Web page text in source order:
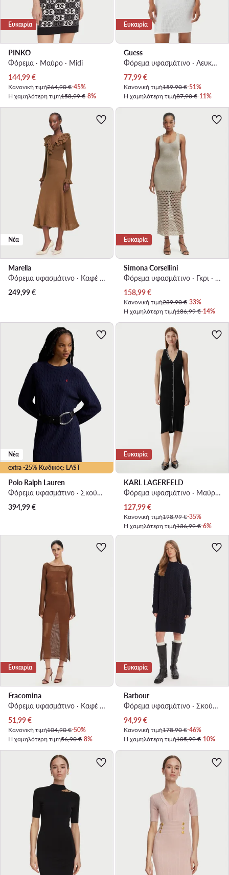
Ευκαιρία
PINKO
Φόρεμα · Μαύρο · Midi
Τρέχουσα τιμή
144,99€
Κανονική τιμή264,90 €-45%
Η χαμηλότερη τιμή158,99 €-8%
Ευκαιρία
Guess
Φόρεμα υφασμάτινο · Λευκό · Mini
Τρέχουσα τιμή
77,99€
Κανονική τιμή159,90 €-51%
Η χαμηλότερη τιμή87,90 €-11%
Νέα
Marella
Φόρεμα υφασμάτινο · Καφέ · Midi
249,99€
Ευκαιρία
Simona Corsellini
Φόρεμα υφασμάτινο · Γκρι · Midi
Τρέχουσα τιμή
158,99€
Κανονική τιμή239,90 €-33%
Η χαμηλότερη τιμή186,99 €-14%
extra -25% Κωδικός: LAST
Νέα
Polo Ralph Lauren
Φόρεμα υφασμάτινο · Σκούρο μπλε · Mini
394,99€
Ευκαιρία
KARL LAGERFELD
Φόρεμα υφασμάτινο · Μαύρο · Midi
Τρέχουσα τιμή
127,99€
Κανονική τιμή198,99 €-35%
Η χαμηλότερη τιμή136,99 €-6%
Ευκαιρία
Fracomina
Φόρεμα υφασμάτινο · Καφέ · Midi
Τρέχουσα τιμή
51,99€
Κανονική τιμή104,90 €-50%
Η χαμηλότερη τιμή56,90 €-8%
Ευκαιρία
Barbour
Φόρεμα υφασμάτινο · Σκούρο μπλε · Mini
Τρέχουσα τιμή
94,99€
Κανονική τιμή178,90 €-46%
Η χαμηλότερη τιμή105,99 €-10%